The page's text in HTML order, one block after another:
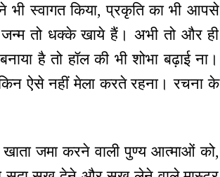
स्वागत किया, प्रकृति का भी आपसे
जन्म तो धक्के खाये हैं। अभी तो और ही
है तो हॉल की भी शोभा बढ़ाई ना।
ऐसे नहीं मेला करते रहना। रचना के
जमा करने वाली पुण्य आत्माओं को,